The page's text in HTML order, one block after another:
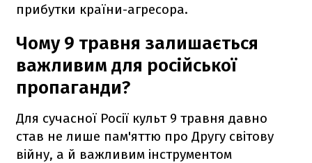
прибутки країни-агресора.
Чому 9 травня залишається
важливим для російської
пропаганди?
Для сучасної Росії культ 9 травня давно
став не лише пам'яттю про Другу світову
війну, а й важливим інструментом